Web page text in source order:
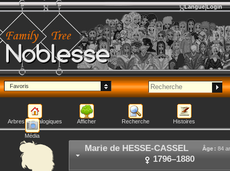
Noblesse
Langue Login
Favoris
Arbres généalogiques Afficher Recherche Histoires
Média
Marie de HESSE-CASSEL Âge : 84
1796–1880